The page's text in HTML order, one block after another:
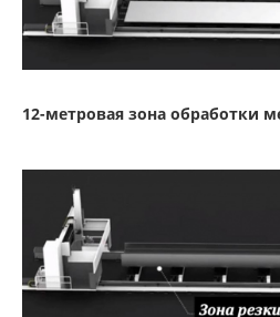
12-метровая зона обработки